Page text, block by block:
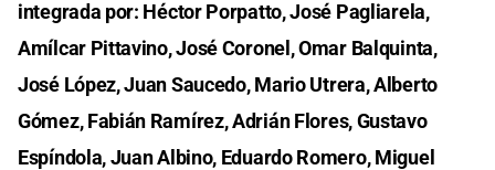
integrada por: Héctor Porpatto, José Pagliarela,
Amílcar Pittavino, José Coronel, Omar Balquinta,
José López, Juan Saucedo, Mario Utrera, Alberto
Gómez, Fabián Ramírez, Adrián Flores, Gustavo
Espíndola, Juan Albino, Eduardo Romero, Miguel